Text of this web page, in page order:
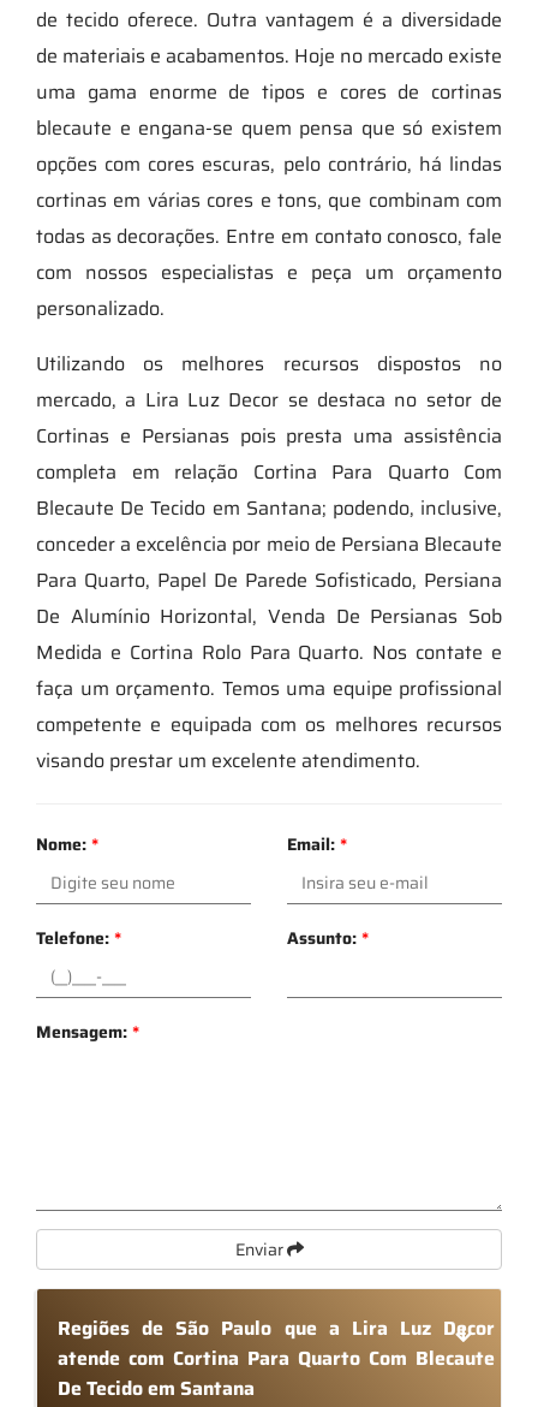
de tecido oferece. Outra vantagem é a diversidade
de materiais e acabamentos. Hoje no mercado existe
uma gama enorme de tipos e cores de cortinas
blecaute e engana-se quem pensa que só existem
opções com cores escuras, pelo contrário, há lindas
cortinas em várias cores e tons, que combinam com
todas as decorações. Entre em contato conosco, fale
com nossos especialistas e peça um orçamento
personalizado.
Utilizando os melhores recursos dispostos no
mercado, a Lira Luz Decor se destaca no setor de
Cortinas e Persianas pois presta uma assistência
completa em relação Cortina Para Quarto Com
Blecaute De Tecido em Santana; podendo, inclusive,
conceder a excelência por meio de Persiana Blecaute
Para Quarto, Papel De Parede Sofisticado, Persiana
De Alumínio Horizontal, Venda De Persianas Sob
Medida e Cortina Rolo Para Quarto. Nos contate e
faça um orçamento. Temos uma equipe profissional
competente e equipada com os melhores recursos
visando prestar um excelente atendimento.
Nome:* Email:*
Telefone:* Assunto:*
Mensagem:*
Enviar
Regiões de São Paulo que a Lira Luz Decor
atende com Cortina Para Quarto Com Blecaute
De Tecido em Santana